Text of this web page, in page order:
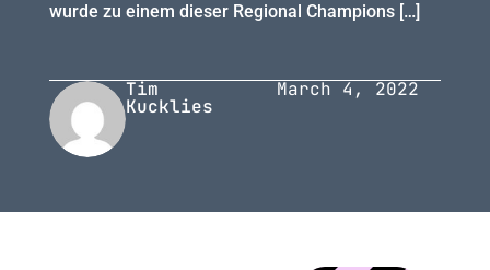
wurde zu einem dieser Regional Champions […]
Tim
Kucklies
March 4, 2022